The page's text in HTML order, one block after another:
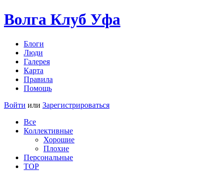
Волга Клуб Уфа
Блоги
Люди
Галерея
Карта
Правила
Помощь
Войти или Зарегистрироваться
Все
Коллективные
Хорошие
Плохие
Персональные
TOP